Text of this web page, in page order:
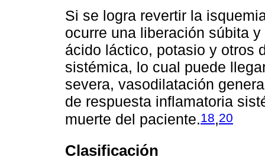
Si se logra revertir la
ocurre una liberación súbita
ácido láctico, potasio y otros
sistémica, lo cual puede
severa, vasodilatación
de respuesta inflamatoria
muerte del paciente.18,20
Clasificación